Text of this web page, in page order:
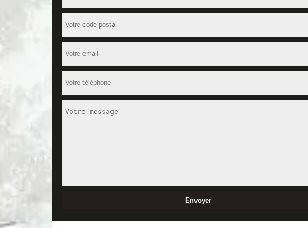
nettoyage, faites appel à nos services. Non seulement vous bénéficierez
Pour de plus amples informations ou pour avoir un devis détaillé, prenez
Devis de nettoyage des murs : obtenez-le rapidement
Pour la satisfaction de nos clients, surtout les plus exigeants, nous avons
nettoyage des murs. Nous vous incitons à rendre visite à notre site web
en un rien de temps le tarif exact du service que vous souhaitez nous
vous adresser à nous.
Afin de bénéficier d’un prix nettoyage de façade pas
MD Rénovation est l’expert dans la ville de Abilly, dans le 37160 si vous
utilisons, il y a le nettoyage par voie humide. Il se fait de deux manières :
aussi exécuter un nettoyage à sec, si vous n’êtes pas convaincue des